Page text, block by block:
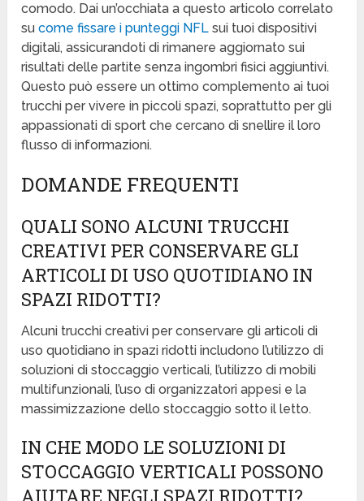
comodo. Dai un’occhiata a questo articolo correlato
sucome fissare i punteggi NFL sui tuoi dispositivi
digitali, assicurandoti di rimanere aggiornato sui
risultati delle partite senza ingombri fisici aggiuntivi.
Questo può essere un ottimo complemento ai tuoi
trucchi per vivere in piccoli spazi, soprattutto per gli
appassionati di sport che cercano di snellire il loro
flusso di informazioni.
DOMANDE FREQUENTI
QUALI SONO ALCUNI TRUCCHI
CREATIVI PER CONSERVARE GLI
ARTICOLI DI USO QUOTIDIANO IN
SPAZI RIDOTTI?
Alcuni trucchi creativi per conservare gli articoli di
uso quotidiano in spazi ridotti includono l’utilizzo di
soluzioni di stoccaggio verticali, l’utilizzo di mobili
multifunzionali, l’uso di organizzatori appesi e la
massimizzazione dello stoccaggio sotto il letto.
IN CHE MODO LE SOLUZIONI DI
STOCCAGGIO VERTICALI POSSONO
AIUTARE NEGLI SPAZI RIDOTTI?